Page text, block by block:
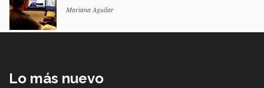
Mariana Aguilar
Lo más nuevo